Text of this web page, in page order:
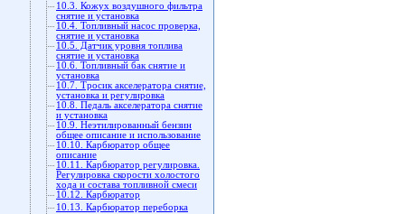
10.3. Кожух воздушного фильтра
снятие и установка
10.4. Топливный насос проверка,
снятие и установка
10.5. Датчик уровня топлива
снятие и установка
10.6. Топливный бак снятие и
установка
10.7. Тросик акселератора снятие,
установка и регулировка
10.8. Педаль акселератора снятие
и установка
10.9. Неэтилированный бензин
общее описание и использование
10.10. Карбюратор общее
описание
10.11. Карбюратор регулировка.
Регулировка скорости холостого
хода и состава топливной смеси
10.12. Карбюратор
10.13. Карбюратор переборка